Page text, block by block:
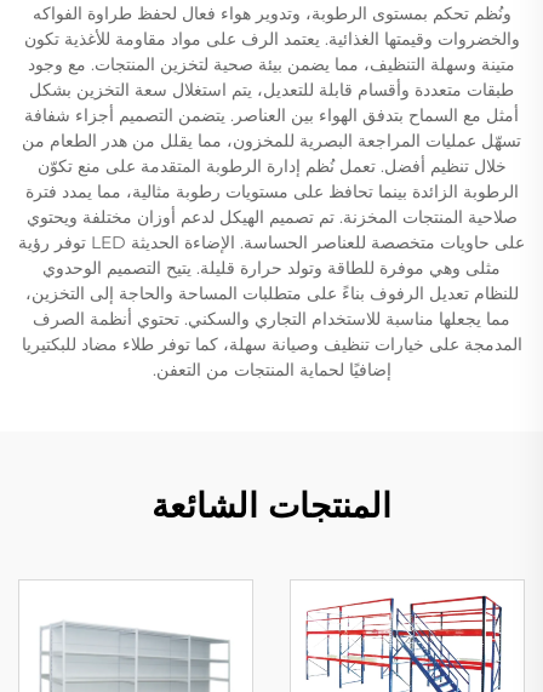
ونُظم تحكم بمستوى الرطوبة، وتدوير هواء فعال لحفظ طراوة الفواكه
والخضروات وقيمتها الغذائية. يعتمد الرف على مواد مقاومة للأغذية تكون
متينة وسهلة التنظيف، مما يضمن بيئة صحية لتخزين المنتجات. مع وجود
طبقات متعددة وأقسام قابلة للتعديل، يتم استغلال سعة التخزين بشكل
أمثل مع السماح بتدفق الهواء بين العناصر. يتضمن التصميم أجزاء شفافة
تسهّل عمليات المراجعة البصرية للمخزون، مما يقلل من هدر الطعام من
خلال تنظيم أفضل. تعمل نُظم إدارة الرطوبة المتقدمة على منع تكوّن
الرطوبة الزائدة بينما تحافظ على مستويات رطوبة مثالية، مما يمدد فترة
صلاحية المنتجات المخزنة. تم تصميم الهيكل لدعم أوزان مختلفة ويحتوي
على حاويات متخصصة للعناصر الحساسة. الإضاءة الحديثة LED توفر رؤية
مثلى وهي موفرة للطاقة وتولد حرارة قليلة. يتيح التصميم الوحدوي
للنظام تعديل الرفوف بناءً على متطلبات المساحة والحاجة إلى التخزين،
مما يجعلها مناسبة للاستخدام التجاري والسكني. تحتوي أنظمة الصرف
المدمجة على خيارات تنظيف وصيانة سهلة، كما توفر طلاء مضاد للبكتيريا
إضافيًا لحماية المنتجات من التعفن.
المنتجات الشائعة